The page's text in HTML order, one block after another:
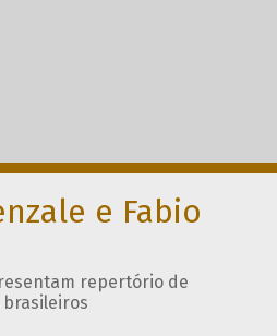
e Fabio
repertório de